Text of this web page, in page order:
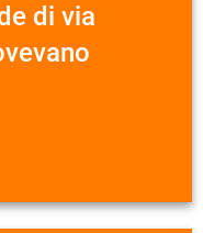
di via